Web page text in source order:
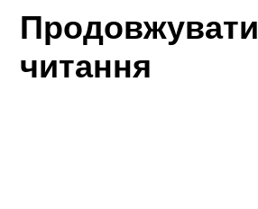
Продовжувати
читання